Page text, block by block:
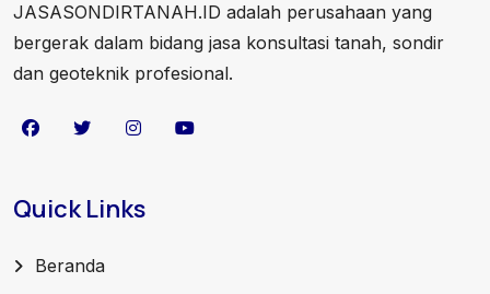
JASASONDIRTANAH.ID adalah perusahaan yang
bergerak dalam bidang jasa konsultasi tanah, sondir
dan geoteknik profesional.
Quick Links
Beranda